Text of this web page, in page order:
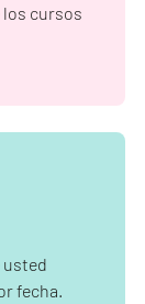
cursos
usted
fecha.